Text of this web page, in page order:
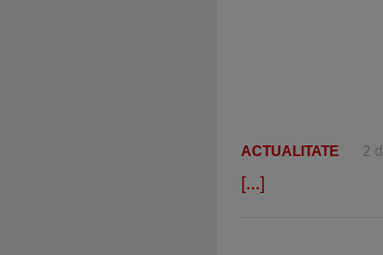
ACTUALITATE 2
[...]